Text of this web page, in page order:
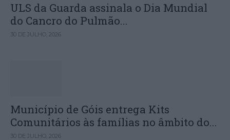
ULS da Guarda assinala o Dia Mundial
do Cancro do Pulmão...
30 DE JULHO, 2026
Município de Góis entrega Kits
Comunitários às famílias no âmbito do...
30 DE JULHO, 2026